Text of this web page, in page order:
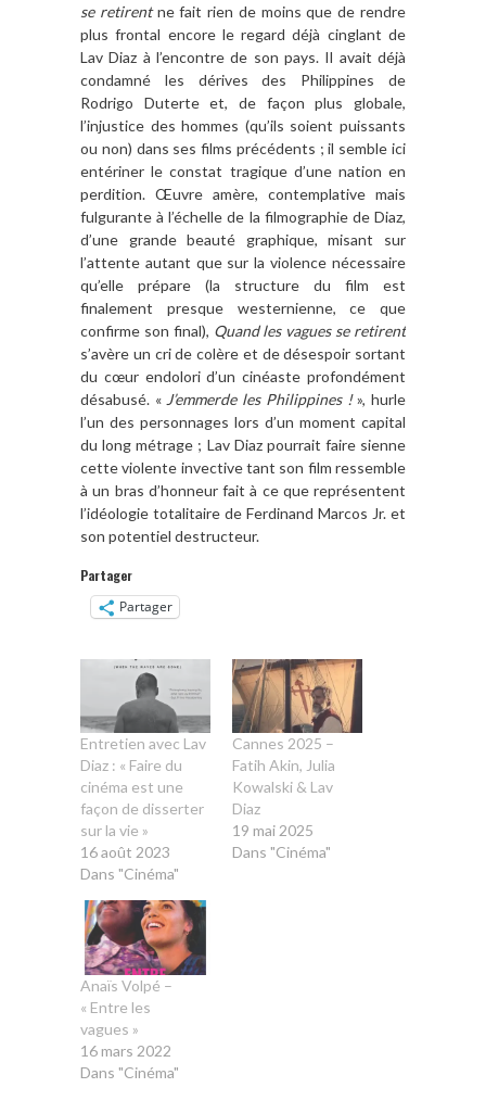
se retirentne fait rien de moins que de rendre
plus frontal encore le regard déjà cinglant de
Lav Diaz à l’encontre de son pays. Il avait déjà
condamné les dérives des Philippines de
Rodrigo Duterte et, de façon plus globale,
l’injustice des hommes (qu’ils soient puissants
ou non) dans ses films précédents ; il semble ici
entériner le constat tragique d’une nation en
perdition. Œuvre amère, contemplative mais
fulgurante à l’échelle de la filmographie de Diaz,
d’une grande beauté graphique, misant sur
l’attente autant que sur la violence nécessaire
qu’elle prépare (la structure du film est
finalement presque westernienne, ce que
confirme son final), Quand les vagues se retirent
s’avère un cri de colère et de désespoir sortant
du cœur endolori d’un cinéaste profondément
désabusé. « J’emmerde les Philippines !», hurle
l’un des personnages lors d’un moment capital
du long métrage ; Lav Diaz pourrait faire sienne
cette violente invective tant son film ressemble
à un bras d’honneur fait à ce que représentent
l’idéologie totalitaire de Ferdinand Marcos Jr. et
son potentiel destructeur.
Partager
Partager
Entretien avec Lav
Diaz : « Faire du
cinéma est une
façon de disserter
sur la vie »
16 août 2023
Dans "Cinéma"
Cannes 2025 –
Fatih Akin, Julia
Kowalski & Lav
Diaz
19 mai 2025
Dans "Cinéma"
Anaïs Volpé –
« Entre les
vagues »
16 mars 2022
Dans "Cinéma"